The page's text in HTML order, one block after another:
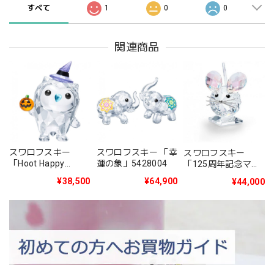
すべて 1 0 0
関連商品
スワロフスキー
「Hoot Happy
度限定生産品」¥38,500
スワロフスキー 「幸
運の象」5428004
¥64,900
スワロフスキー
「125周年記念マウ
産品」5492742¥44,000